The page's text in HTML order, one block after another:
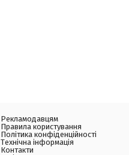
Рекламодавцям
Правила користування
Політика конфіденційності
Технічна інформація
Контакти